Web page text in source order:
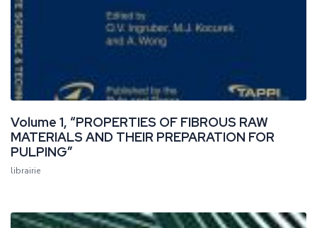
Volume 1, “PROPERTIES OF FIBROUS RAW
MATERIALS AND THEIR PREPARATION FOR
PULPING”
librairie